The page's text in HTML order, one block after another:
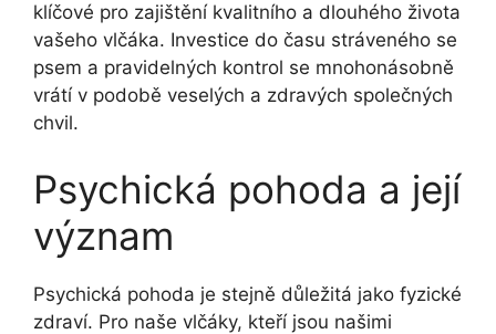
klíčové pro zajištění kvalitního a dlouhého života
vašeho vlčáka. Investice do času stráveného se
psem a pravidelných kontrol se mnohonásobně
vrátí v podobě veselých a zdravých společných
chvil.
Psychická pohoda a její
význam
Psychická pohoda je stejně důležitá jako fyzické
zdraví. Pro naše vlčáky, kteří jsou našimi